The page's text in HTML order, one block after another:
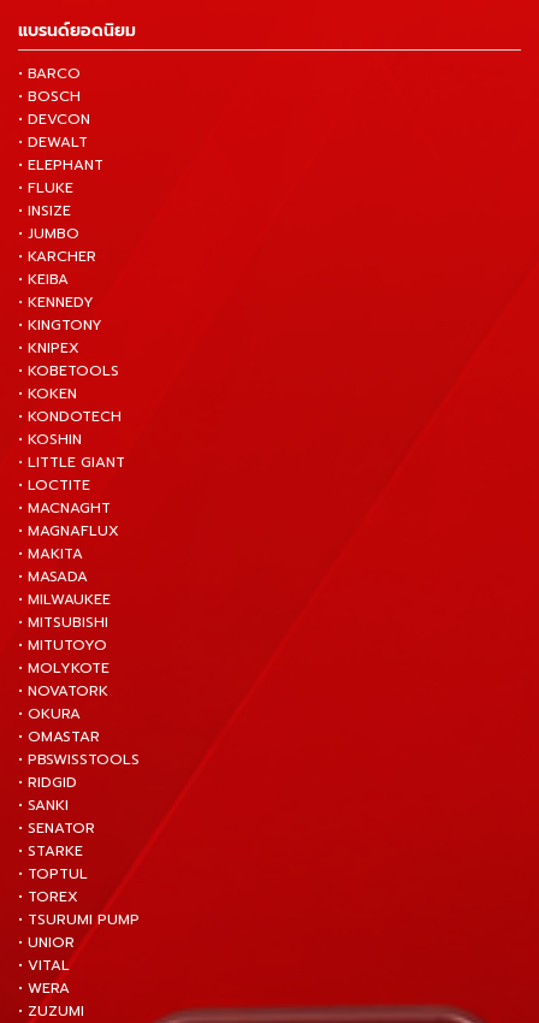
แบรนด์ยอดนิยม
• BARCO
• BOSCH
• DEVCON
• DEWALT
• ELEPHANT
• FLUKE
• INSIZE
• JUMBO
• KARCHER
• KEIBA
• KENNEDY
• KINGTONY
• KNIPEX
• KOBETOOLS
• KOKEN
• KONDOTECH
• KOSHIN
• LITTLE GIANT
• LOCTITE
• MACNAGHT
• MAGNAFLUX
• MAKITA
• MASADA
• MILWAUKEE
• MITSUBISHI
• MITUTOYO
• MOLYKOTE
• NOVATORK
• OKURA
• OMASTAR
• PBSWISSTOOLS
• RIDGID
• SANKI
• SENATOR
• STARKE
• TOPTUL
• TOREX
• TSURUMI PUMP
• UNIOR
• VITAL
• WERA
• ZUZUMI